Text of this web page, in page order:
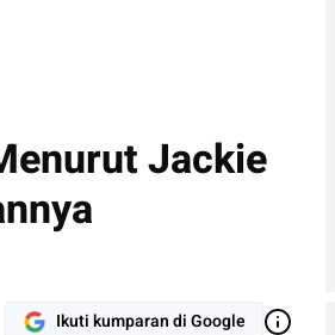
Jackie
Ikuti kumparan di Google